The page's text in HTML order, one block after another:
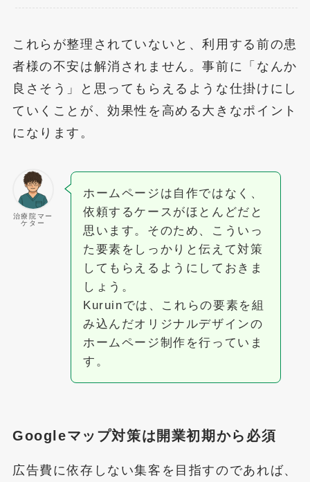
これらが整理されていないと、利用する前の患
者様の不安は解消されません。事前に「なんか
良さそう」と思ってもらえるような仕掛けにし
ていくことが、効果性を高める大きなポイント
になります。
治療院マー
ケター
ホームページは自作ではなく、
依頼するケースがほとんどだと
思います。そのため、こういっ
た要素をしっかりと伝えて対策
してもらえるようにしておきま
しょう。
Kuruinでは、これらの要素を組
み込んだオリジナルデザインの
ホームページ制作を行っていま
す。
Googleマップ対策は開業初期から必須
広告費に依存しない集客を目指すのであれば、